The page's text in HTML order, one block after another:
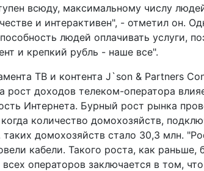
всюду, максимальному числу
и интерактивен", - отметил он.
людей оплачивать услуги,
и крепкий рубль - наше все".
ТВ и контента J`son & Partners
рост доходов телеком-оператора
Интернета. Бурный рост рынка
когда количество домохозяйств,
таких домохозяйств стало 30,3 млн.
кабели. Такого роста, как
операторов заключается в том,